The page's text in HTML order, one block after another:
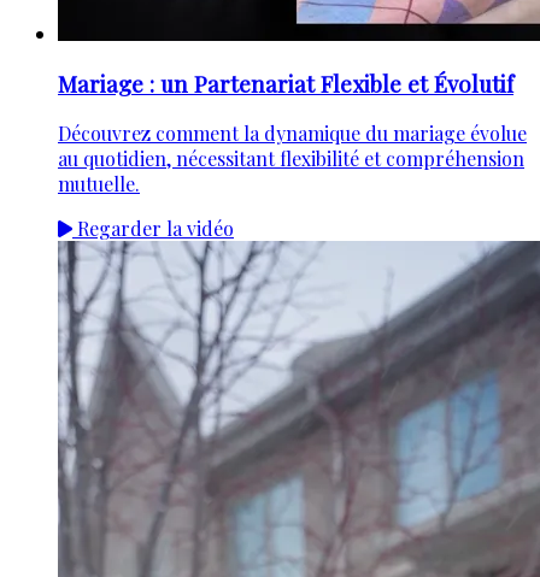
Mariage : un Partenariat Flexible et Évolutif
Découvrez comment la dynamique du mariage évolue
au quotidien, nécessitant flexibilité et compréhension
mutuelle.
Regarder la vidéo